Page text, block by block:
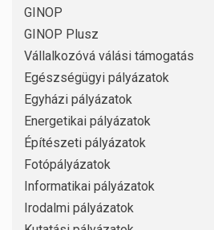
GINOP
GINOP Plusz
Vállalkozóvá válási támogatás
Egészségügyi pályázatok
Egyházi pályázatok
Energetikai pályázatok
Építészeti pályázatok
Fotópályázatok
Informatikai pályázatok
Irodalmi pályázatok